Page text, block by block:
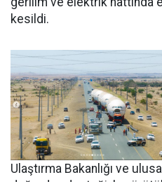
kesildi.
Ulaştırma Bakanlığı ve